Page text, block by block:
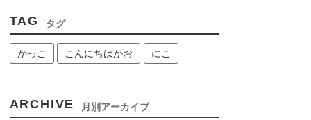
TAG タグ
かっこ こんにちはかお にこ
ARCHIVE 月別アーカイブ